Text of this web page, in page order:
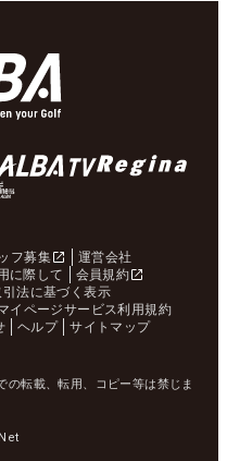
フ募集
運営会社
に際して
会員規約
法に基づく表示
イページサービス利用規約
ヘルプ サイトマップ
の転載、転用、コピー等は禁じま